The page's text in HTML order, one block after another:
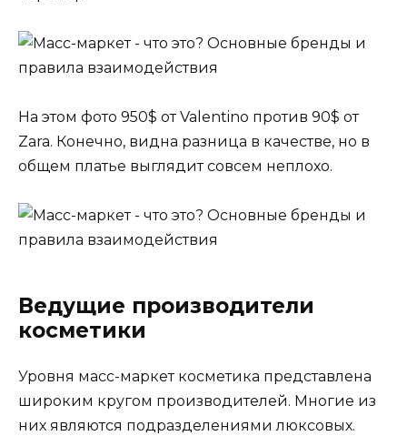
На этом фото 950$ от Valentino против 90$ от
Zara. Конечно, видна разница в качестве, но в
общем платье выглядит совсем неплохо.
Ведущие производители
косметики
Уровня масс-маркет косметика представлена
широким кругом производителей. Многие из
них являются подразделениями люксовых.